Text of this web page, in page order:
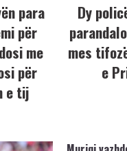
para
për
me
për
e tij
Dy
mes
e